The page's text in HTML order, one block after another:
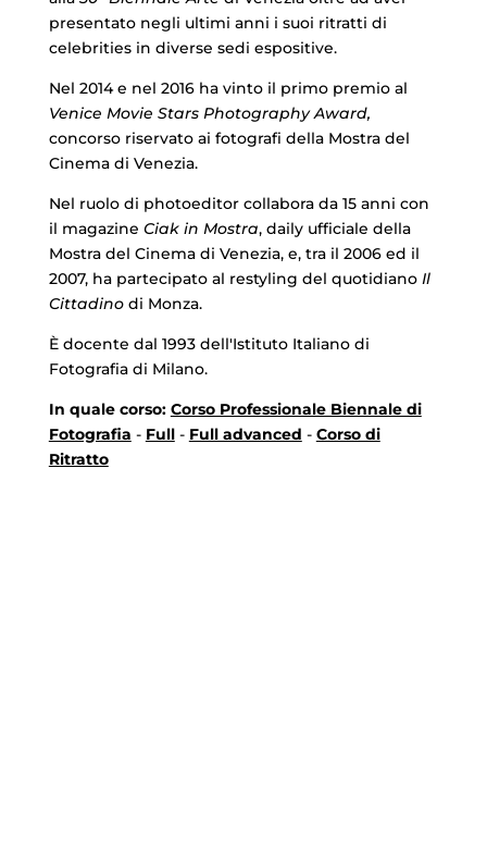
presentato negli ultimi anni i suoi ritratti di
celebrities in diverse sedi espositive.
Nel 2014 e nel 2016 ha vinto il primo premio al
Venice Movie Stars Photography Award,
concorso riservato ai fotografi della Mostra del
Cinema di Venezia.
Nel ruolo di photoeditor collabora da 15 anni con
il magazine Ciak in Mostra, daily ufficiale della
Mostra del Cinema di Venezia, e, tra il 2006 ed il
2007, ha partecipato al restyling del quotidiano Il
Cittadinodi Monza.
È docente dal 1993 dell'Istituto Italiano di
Fotografia di Milano.
In quale corso: Corso Professionale Biennale di
Fotografia - Full- Full advanced - Corso di
Ritratto